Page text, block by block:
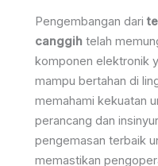
Pengembangan dari
canggih telah
komponen elektronik
mampu bertahan di
memahami kekuatan
perancang dan
pengemasan terbaik
memastikan